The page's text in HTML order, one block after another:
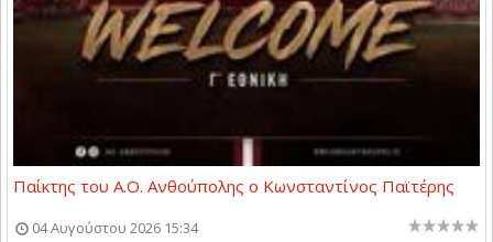
Παίκτης του Α.Ο. Ανθούπολης ο Κωνσταντίνος Παϊτέρης
04 Αυγούστου 2026 15:34